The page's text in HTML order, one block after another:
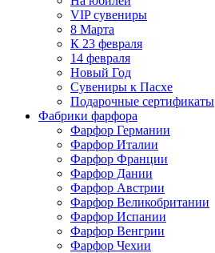
VIP сувениры
8 Марта
К 23 февраля
14 февраля
Новый Год
Сувениры к Пасхе
Подарочные сертификаты
Фабрики фарфора
Фарфор Германии
Фарфор Италии
Фарфор Франции
Фарфор Дании
Фарфор Австрии
Фарфор Великобритании
Фарфор Испании
Фарфор Венгрии
Фарфор Чехии